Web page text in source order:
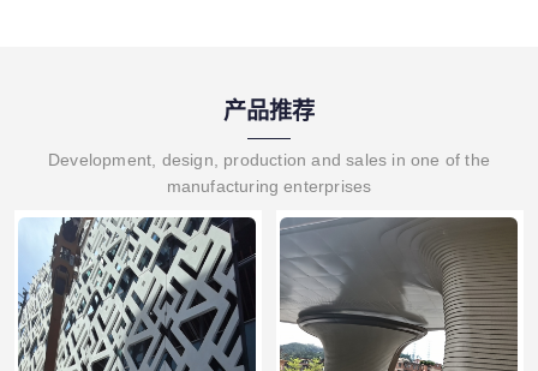
产品推荐
Development, design, production and sales in one of the
manufacturing enterprises